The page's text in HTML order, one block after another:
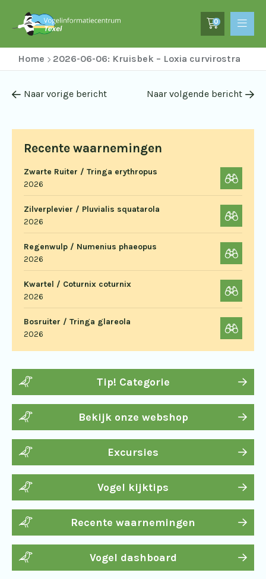
0
Home 2026-06-06: Kruisbek – Loxia curvirostra
Recente waarnemingen
Zwarte Ruiter / Tringa erythropus
2026
Zilverplevier / Pluvialis squatarola
2026
Regenwulp / Numenius phaeopus
2026
Kwartel / Coturnix coturnix
2026
Bosruiter / Tringa glareola
2026
Tip! Categorie
Bekijk onze webshop
Excursies
Vogel kijktips
Recente waarnemingen
Vogel dashboard
Naar vorige bericht Naar volgende bericht